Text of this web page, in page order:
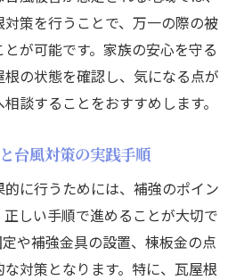
策を行うことで、万一の際の被
が可能です。家族の安心を守る
の状態を確認し、気になる点が
談することをおすすめします。
台風対策の実践手順
に行うためには、補強のポイン
正しい手順で進めることが大切で
や補強金具の設置、棟板金の点
対策となります。特に、瓦屋根